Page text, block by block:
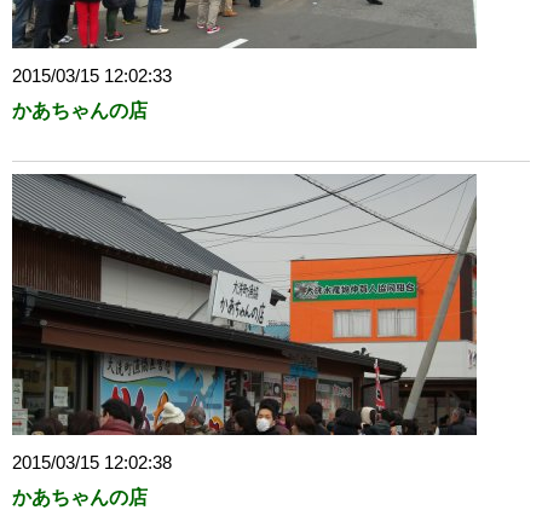
2015/03/15 12:02:33
かあちゃんの店
2015/03/15 12:02:38
かあちゃんの店